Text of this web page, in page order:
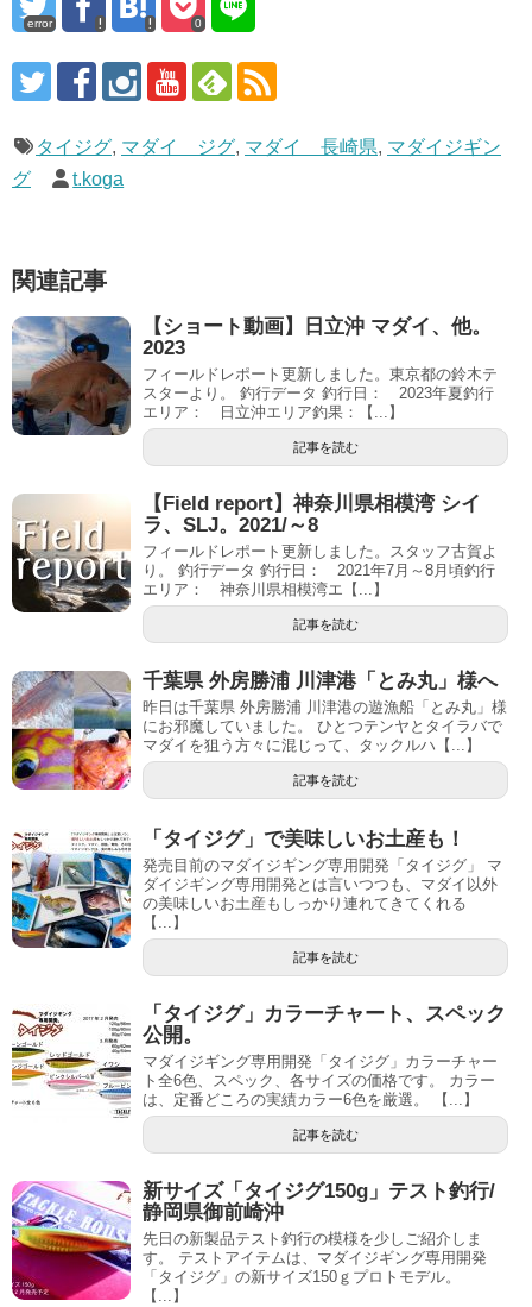
error 0
タイジグ, マダイ ジグ, マダイ 長崎県, マダイジギン
グ
t.koga
関連記事
【ショート動画】日立沖 マダイ、他。
2023
フィールドレポート更新しました。東京都の鈴木テ
スターより。 釣行データ 釣行日： 2023年夏釣行
エリア： 日立沖エリア釣果：【...】
記事を読む
【Field report】神奈川県相模湾 シイ
ラ、SLJ。2021/～8
フィールドレポート更新しました。スタッフ古賀よ
り。 釣行データ 釣行日： 2021年7月～8月頃釣行
エリア： 神奈川県相模湾エ【...】
記事を読む
千葉県 外房勝浦 川津港「とみ丸」様へ
昨日は千葉県 外房勝浦 川津港の遊漁船「とみ丸」様
にお邪魔していました。 ひとつテンヤとタイラバで
マダイを狙う方々に混じって、タックルハ【...】
記事を読む
「タイジグ」で美味しいお土産も！
発売目前のマダイジギング専用開発「タイジグ」 マ
ダイジギング専用開発とは言いつつも、マダイ以外
の美味しいお土産もしっかり連れてきてくれる
【...】
記事を読む
「タイジグ」カラーチャート、スペック
公開。
マダイジギング専用開発「タイジグ」カラーチャー
ト全6色、スペック、各サイズの価格です。 カラー
は、定番どころの実績カラー6色を厳選。 【...】
記事を読む
新サイズ「タイジグ150g」テスト釣行/
静岡県御前崎沖
先日の新製品テスト釣行の模様を少しご紹介しま
す。 テストアイテムは、マダイジギング専用開発
「タイジグ」の新サイズ150ｇプロトモデル。
【...】